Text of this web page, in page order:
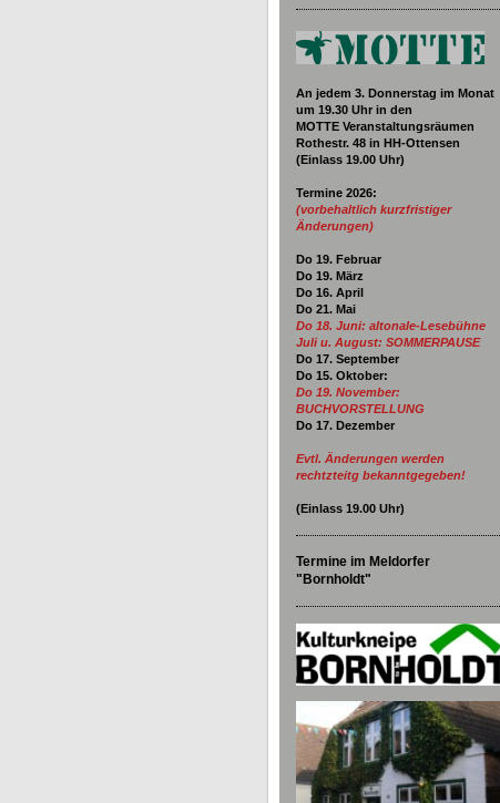
An jedem 3. Donnerstag im Monat
um 19.30 Uhr in den
MOTTE Veranstaltungsräumen
Rothestr. 48 in HH-Ottensen
(Einlass 19.00 Uhr)
Termine 2026:
(vorbehaltlich kurzfristiger
Änderungen)
Do 19. Februar
Do 19. März
Do 16. April
Do 21. Mai
Do 18. Juni: altonale-Lesebühne
Juli u. August: SOMMERPAUSE
Do 17. September
Do 15. Oktober:
Do 19. November:
BUCHVORSTELLUNG
Do 17. Dezember
Evtl. Änderungen werden
rechtzteitg bekanntgegeben!
(Einlass 19.00 Uhr)
Termine im Meldorfer
"Bornholdt"